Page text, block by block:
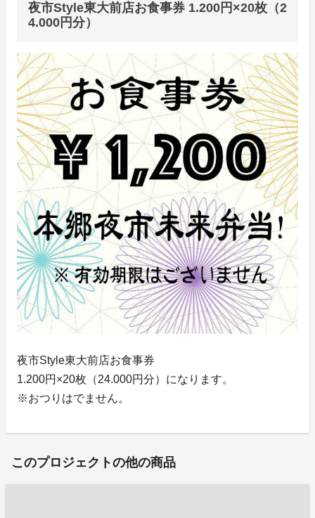
夜市Style東大前店お食事券 1.200円×20枚（2
4.000円分）
夜市Style東大前店お食事券
1.200円×20枚（24.000円分）になります。
※おつりはでません。
このプロジェクトの他の商品